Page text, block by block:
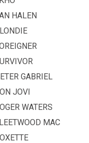
HALEN
GABRIEL
JOVI
WATERS
MAC